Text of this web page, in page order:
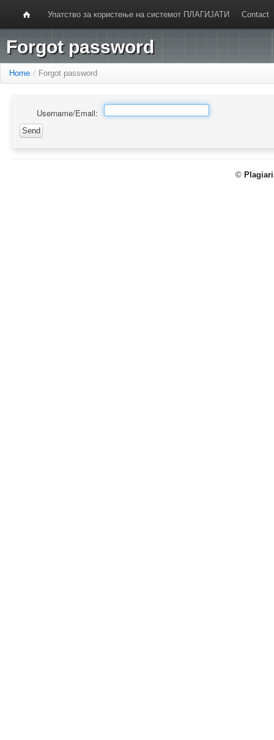
Упатство за користење на системот ПЛАГИЈАТИ Contact
Forgot password
Home / Forgot password
Username/Email:
©